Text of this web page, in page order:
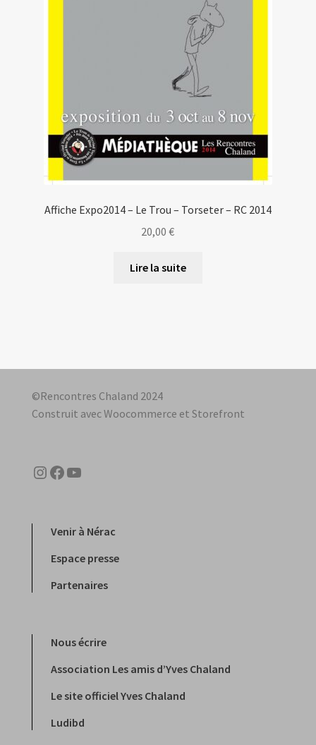
Affiche Expo2014 – Le Trou – Torseter – RC 2014
20,00€
Lire la suite
©Rencontres Chaland 2024
Construit avec Woocommerce et Storefront
Instagram
Facebook
YouTube
Venir à Nérac
Espace presse
Partenaires
Nous écrire
Association Les amis d’Yves Chaland
Le site officiel Yves Chaland
Ludibd